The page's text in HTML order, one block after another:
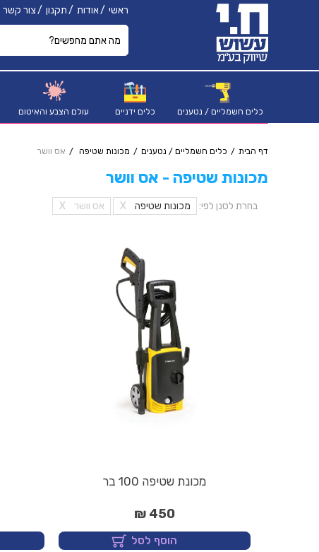
ראשי אודות תקנון צור קשר
כלים חשמליים / נטענים כלים ידניים עולם הצבע והאיטום
דף הבית כלים חשמליים / נטענים מכונות שטיפה אס וושר
מכונות שטיפה - אס וושר
בחרת לסנן לפי: X מכונות שטיפה X אס וושר
מכונת שטיפה 100 בר
450 ₪
הוסף לסל